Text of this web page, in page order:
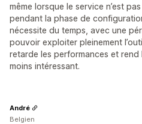
même lorsque le service n’est
pendant la phase de
nécessite du temps, avec une
pouvoir exploiter pleinement
retarde les performances et
moins intéressant.
André
Belgien